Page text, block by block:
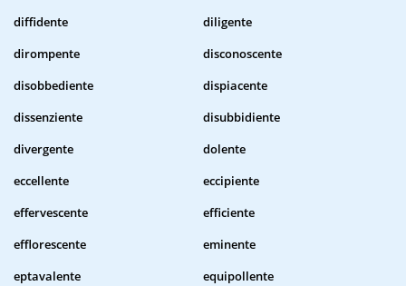
diffidente
diligente
dirompente
disconoscente
disobbediente
dispiacente
dissenziente
disubbidiente
divergente
dolente
eccellente
eccipiente
effervescente
efficiente
efflorescente
eminente
eptavalente
equipollente